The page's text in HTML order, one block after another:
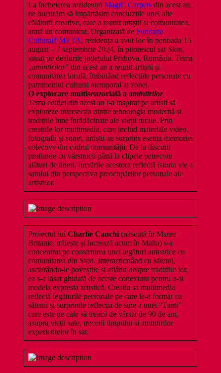
La încheierea rezidenței MagiC Carpets din acest an,
ne bucurăm să împărtășim concluziile unei alte
călătorii creative, care a reunit artiștii și comunitatea,
arată un comunicat. Organizată de Fundația
Culturală META, rezidența a avut loc în perioada 15
august – 7 septembrie 2024, în pitorescul sat Slon,
situat pe dealurile județului Prahova, România. Tema
„amintirilor” din acest an a reunit artiștii și
comunitatea locală, îmbinând reflecțiile personale cu
patrimoniul cultural atemporal al zonei.
O explorare multisenzorială a amintirilor
Tema ediției din acest an i-a inspirat pe artiști să
exploreze intersecția dintre tehnologia modernă și
tradițiile bine înrădăcinate ale vieții rurale. Prin
creațiile lor multimedia, care includ materiale video,
fotografii și sunet, artiștii au surprins esența memoriei
colective din cadrul comunității. De la discuții
profunde cu vârstnicii până la clipele petrecute
alături de tineri, lucrările acestora reflectă istoria vie a
satului din perspectiva preocupărilor personale ale
artiștilor.
Proiectul lui Charlie Cauchi (născută în Marea
Britanie, trăiește și lucrează acum în Malta) s-a
concentrat pe construirea unei legături autentice cu
comunitatea din Slon. Interacționând cu sătenii,
ascultându-le poveștile și aflând despre tradițiile lor,
ea s-a lăsat ghidată de aceste conexiuni pentru a-și
modela expresia artistică. Creația sa multimedia
reflectă legăturile personale pe care le-a format cu
sătenii și surprinde reflecția de sine a unei “Tanti”
care este pe cale să treacă de vârsta de 90 de ani,
asupra vieții sale, trecerii timpului și amintirilor
experiențelor în sat.